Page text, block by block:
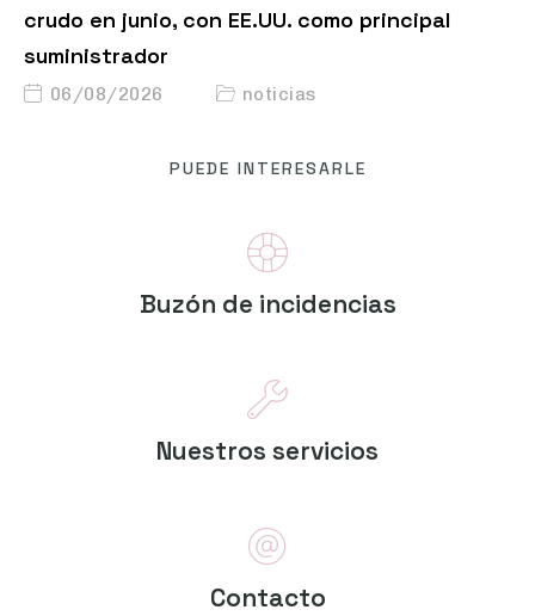
crudo en junio, con EE.UU. como principal
suministrador
06/08/2026 noticias
PUEDE INTERESARLE
Buzón de incidencias
Nuestros servicios
Contacto